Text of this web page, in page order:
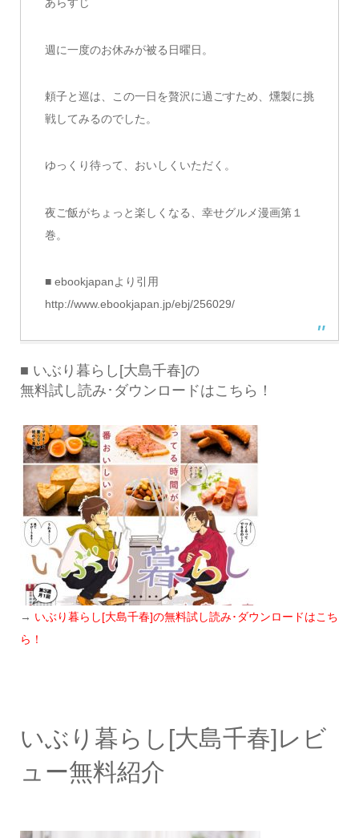
あらすじ
週に一度のお休みが被る日曜日。
頼子と巡は、この一日を贅沢に過ごすため、燻製に挑
戦してみるのでした。
ゆっくり待って、おいしくいただく。
夜ご飯がちょっと楽しくなる、幸せグルメ漫画第１
巻。
■ ebookjapanより引用
http://www.ebookjapan.jp/ebj/256029/
■ いぶり暮らし[大島千春]の
無料試し読み･ダウンロードはこちら！
→ いぶり暮らし[大島千春]の無料試し読み･ダウンロードはこち
ら！
いぶり暮らし[大島千春]レビ
ュー無料紹介